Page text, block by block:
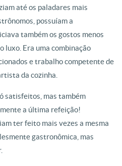
até os paladares mais
possuíam a
também os gostos menos
luxo. Era uma combinação
e trabalho competente de
da cozinha.
satisfeitos, mas também
a última refeição!
ter feito mais vezes a mesma
gastronômica, mas